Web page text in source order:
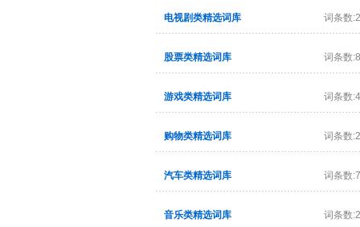
电视剧类精选词库 词条数
股票类精选词库 词条数
游戏类精选词库 词条数
购物类精选词库 词条数
汽车类精选词库 词条数
音乐类精选词库 词条数